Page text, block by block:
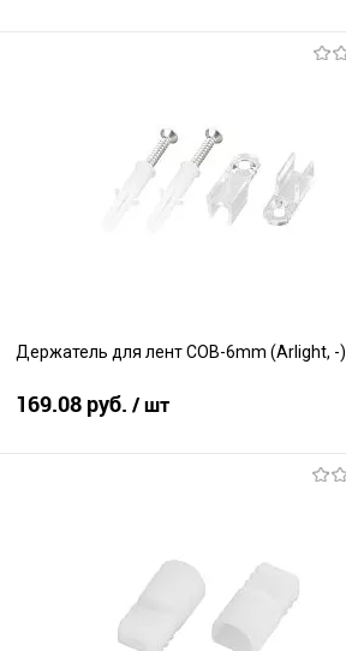
В избранное
В наличии
Держатель для лент COB-6mm (Arlight, -)
169.08 руб. / шт
В наличии